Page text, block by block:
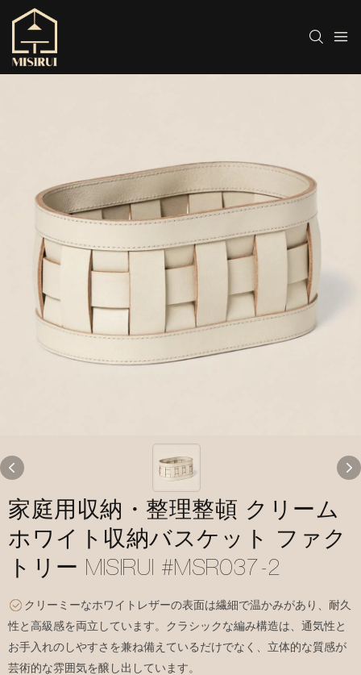
家庭用収納・整理整頓 クリーム
ホワイト収納バスケット ファク
トリー MISIRUI #MSR037-2
クリーミーなホワイトレザーの表面は繊細で温かみがあり、耐久
性と高級感を両立しています。クラシックな編み構造は、通気性と
お手入れのしやすさを兼ね備えているだけでなく、立体的な質感が
芸術的な雰囲気を醸し出しています。